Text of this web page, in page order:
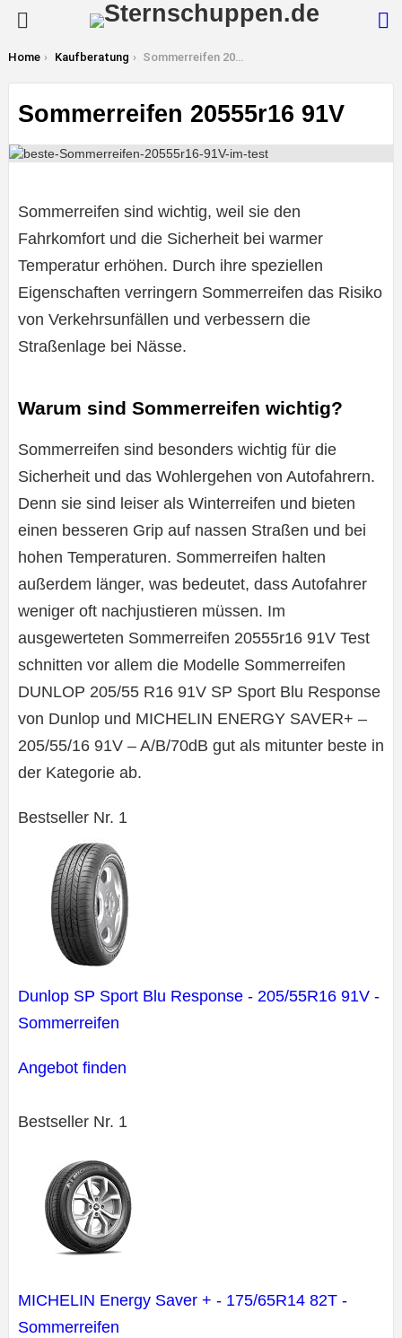
You are here:
Home Kaufberatung Sommerreifen 20555r16 91V
Sommerreifen 20555r16 91V
Sommerreifen sind wichtig, weil sie den
Fahrkomfort und die Sicherheit bei warmer
Temperatur erhöhen. Durch ihre speziellen
Eigenschaften verringern Sommerreifen das Risiko
von Verkehrsunfällen und verbessern die
Straßenlage bei Nässe.
Warum sind Sommerreifen wichtig?
Sommerreifen sind besonders wichtig für die
Sicherheit und das Wohlergehen von Autofahrern.
Denn sie sind leiser als Winterreifen und bieten
einen besseren Grip auf nassen Straßen und bei
hohen Temperaturen. Sommerreifen halten
außerdem länger, was bedeutet, dass Autofahrer
weniger oft nachjustieren müssen. Im
ausgewerteten Sommerreifen 20555r16 91V Test
schnitten vor allem die Modelle Sommerreifen
DUNLOP 205/55 R16 91V SP Sport Blu Response
von Dunlop und MICHELIN ENERGY SAVER+ –
205/55/16 91V – A/B/70dB gut als mitunter beste in
der Kategorie ab.
Bestseller Nr. 1
Dunlop SP Sport Blu Response - 205/55R16 91V -
Sommerreifen
Angebot finden
Bestseller Nr. 1
MICHELIN Energy Saver + - 175/65R14 82T -
Sommerreifen